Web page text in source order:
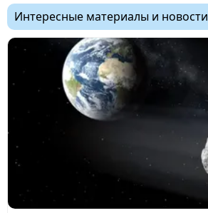
Интересные материалы и новости